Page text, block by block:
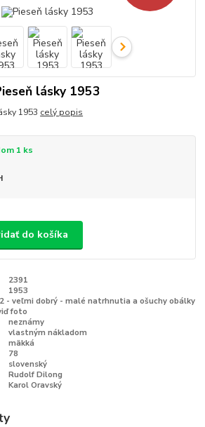
lásky 1953
1953 celý popis
1 ks
do košíka
2391
1953
- veľmi dobrý - malé natrhnutia a ošuchy obálky
foto
neznámy
vlastným nákladom
mäkká
78
slovenský
Rudolf Dilong
Karol Oravský